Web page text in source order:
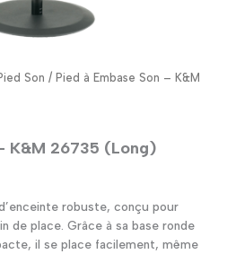
Son / Pied à Embase Son – K&M
K&M 26735 (Long)
robuste, conçu pour
de place. Grâce à sa base ronde
il se place facilement, même